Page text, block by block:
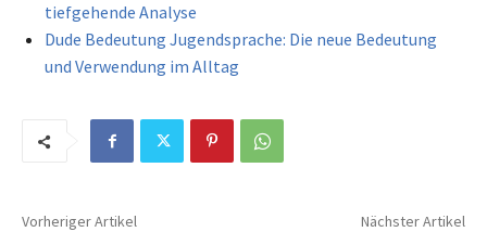
tiefgehende Analyse
Dude Bedeutung Jugendsprache: Die neue Bedeutung
und Verwendung im Alltag
Vorheriger Artikel Nächster Artikel